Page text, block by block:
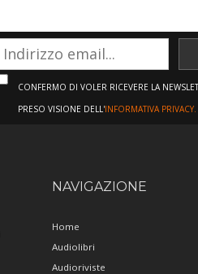
CONFERMO DI VOLER RICEVERE LA
PRESO VISIONE DELL'INFORMATIVA PRIVACY.
NAVIGAZIONE
Home
Audiolibri
Audioriviste